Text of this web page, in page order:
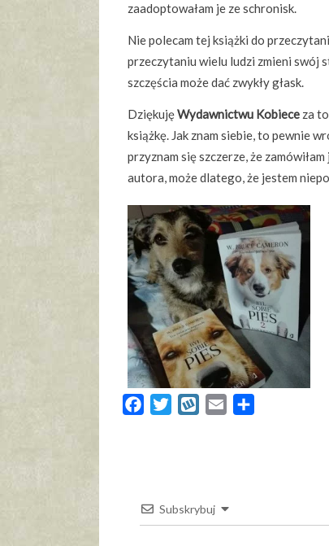
zaadoptowałam je ze schronisk.
Nie polecam tej książki do
przeczytaniu wielu ludzi zmieni swój
szczęścia może dać zwykły głask.
DziękujęWydawnictwu Kobiece za
książkę. Jak znam siebie, to pewnie
przyznam się szczerze, że
autora, może dlatego, że jestem
FacebookTwitterWykopEmail
Subskrybuj